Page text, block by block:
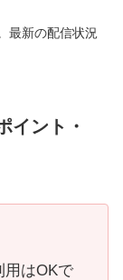
最新の配信状況
イント・
はOKで